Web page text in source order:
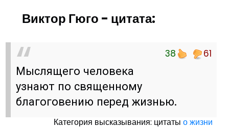
Виктор Гюго - цитата:
38 61
Мыслящего человека
узнают по священному
благоговению перед жизнью.
Категория высказывания: цитатыо жизни